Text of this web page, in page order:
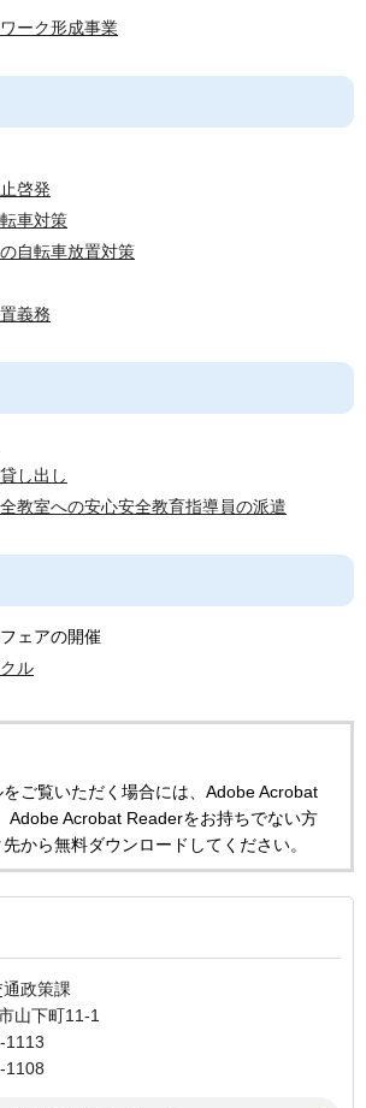
ーク形成事業
啓発
車対策
自転車放置対策
義務
し出し
教室への安心安全教育指導員の派遣
ェアの開催
ル
ご覧いただく場合には、Adobe Acrobat
Adobe Acrobat Readerをお持ちでない方
から無料ダウンロードしてください。
政策課
山下町11-1
1113
1108